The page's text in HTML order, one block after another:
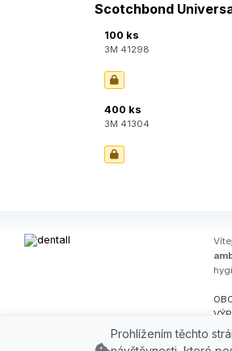
Scotchbond
100 ks
3M 41298
400 ks
3M 41304
©
Prohlížením těchto